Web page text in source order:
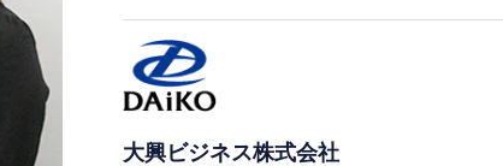
大興ビジネス株式会社